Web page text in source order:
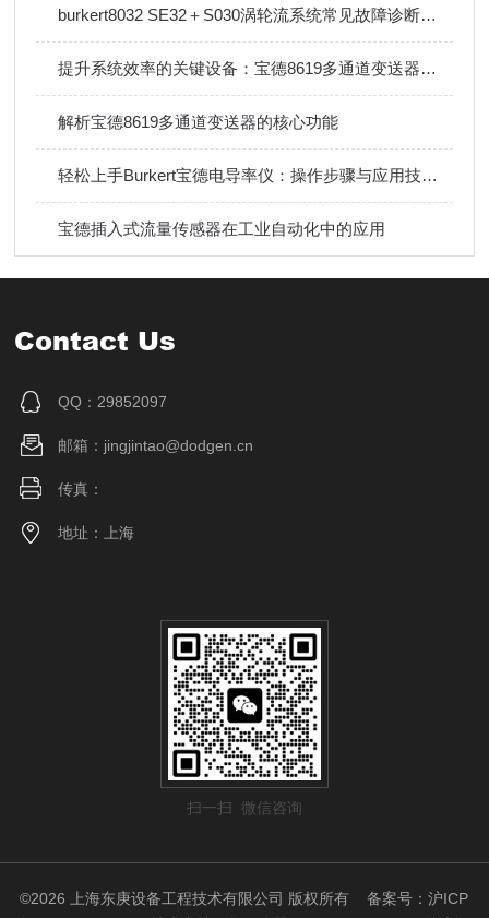
burkert8032 SE32＋S030涡轮流系统常见故障诊断与排除方法
提升系统效率的关键设备：宝德8619多通道变送器技术详解
解析宝德8619多通道变送器的核心功能
轻松上手Burkert宝德电导率仪：操作步骤与应用技巧指南
宝德插入式流量传感器在工业自动化中的应用
Contact Us
QQ：29852097
邮箱：jingjintao@dodgen.cn
传真：
地址：上海
扫一扫 微信咨询
©2026 上海东庚设备工程技术有限公司 版权所有备案号：沪ICP